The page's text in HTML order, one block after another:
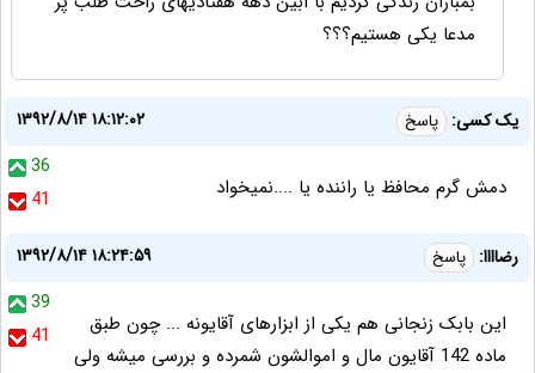
مدعا یکی هستیم؟؟؟
یک کسی: پاسخ
۱۳۹۲/۸/۱۴ ۱۸:۱۲:۰۲
36
41
دمش گرم محافظ یا راننده یا ....نمیخواد
رضاااا: پاسخ
۱۳۹۲/۸/۱۴ ۱۸:۲۴:۵۹
39
41
این بابک زنجانی هم یکی از ابزارهای آقایونه ... چون طبق
ماده 142 آقایون مال و اموالشون شمرده و بررسی میشه ولی